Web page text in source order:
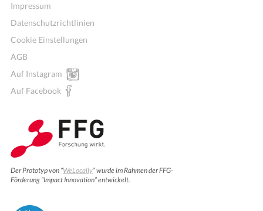
Impressum
Datenschutzrichtlinien
Cookie Einstellungen
AGB
Auf Instagram
Auf Facebook
Der Prototyp von “WeLocally” wurde im Rahmen der FFG-
Förderung “Impact Innovation” entwickelt.